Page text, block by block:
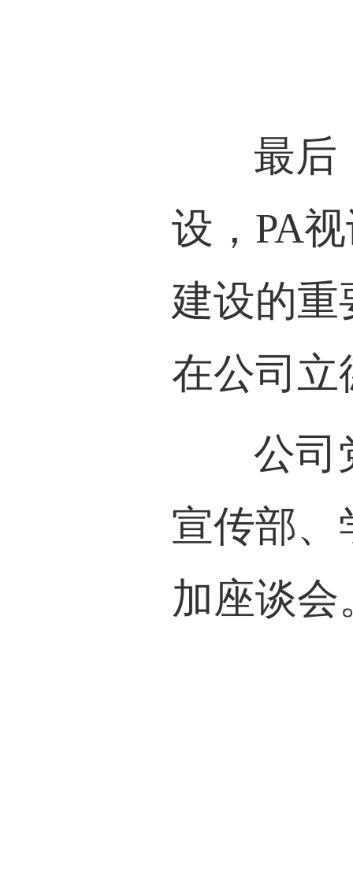
最后，
设，PA
建设的重
在公司立
公司党
宣传部、
加座谈会